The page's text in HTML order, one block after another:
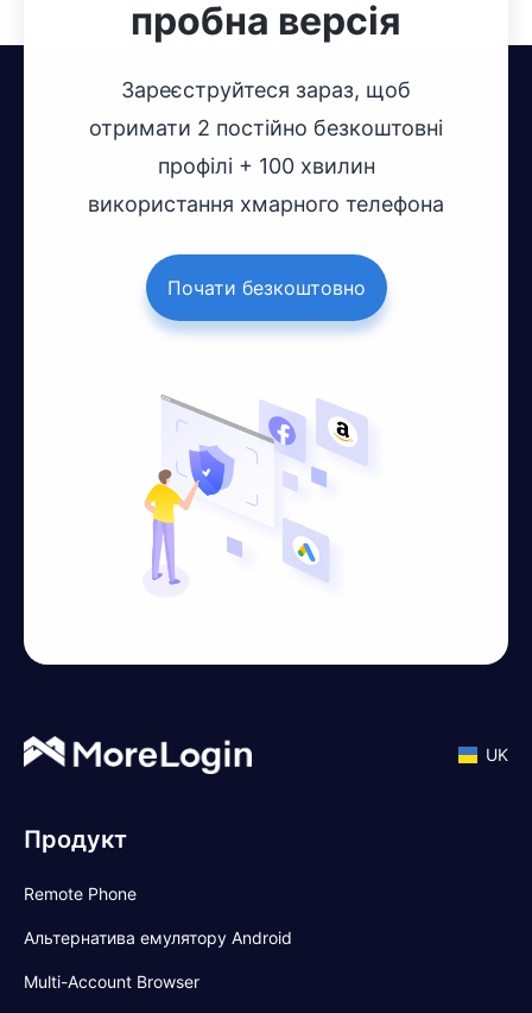
пробна версія
Зареєструйтеся зараз, щоб
отримати 2 постійно безкоштовні
профілі + 100 хвилин
використання хмарного телефона
Почати безкоштовно
UK
Продукт
Remote Phone
Альтернатива емулятору Android
Multi-Account Browser